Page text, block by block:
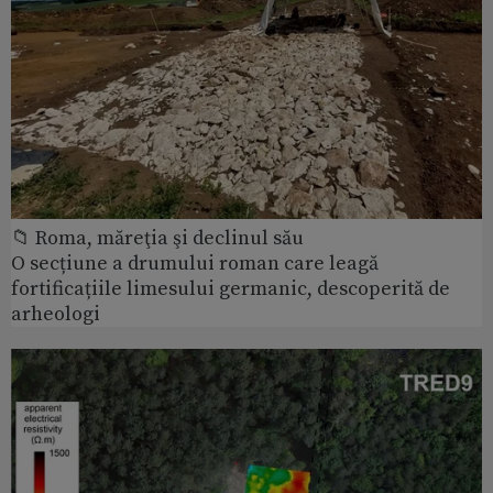
📁 Roma, măreţia şi declinul său
O secțiune a drumului roman care leagă
fortificațiile limesului germanic, descoperită de
arheologi